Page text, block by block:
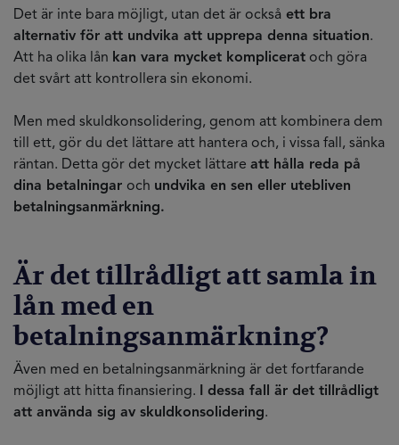
Det är inte bara möjligt, utan det är också ett bra
alternativ för att undvika att upprepa denna situation.
Att ha olika lån kan vara mycket komplicerat och göra
det svårt att kontrollera sin ekonomi.
Men med skuldkonsolidering, genom att kombinera dem
till ett, gör du det lättare att hantera och, i vissa fall, sänka
räntan. Detta gör det mycket lättare att hålla reda på
dina betalningar och undvika en sen eller utebliven
betalningsanmärkning.
Är det tillrådligt att samla in
lån med en
betalningsanmärkning?
Även med en betalningsanmärkning är det fortfarande
möjligt att hitta finansiering.
I dessa fall är det tillrådligt
att använda sig av skuldkonsolidering.